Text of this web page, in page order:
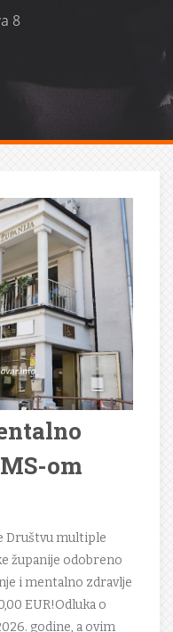
8
om
Društvu multiple
županije odobreno
i mentalno zdravlje
EUR!Odluka o
godine, a ovim